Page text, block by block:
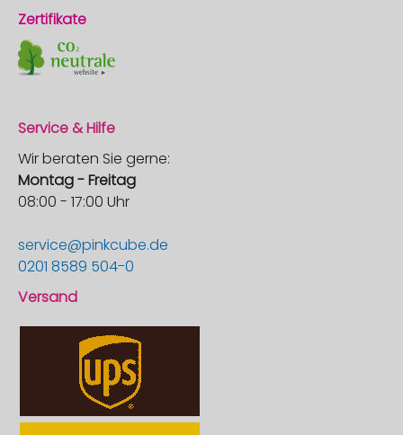
Zertifikate
Service & Hilfe
Wir beraten Sie gerne:
Montag - Freitag
08:00 - 17:00 Uhr
service@pinkcube.de
0201 8589 504-0
Versand